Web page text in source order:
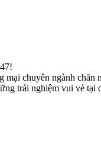
chuyên ngành chăn
trải nghiệm vui vẻ tại